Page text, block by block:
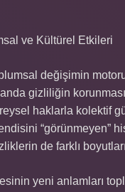
ve Kültürel Etkileri
değişimin
gizliliğin
haklarla kolektif
“görünmeyen”
de farklı
yeni anlamları